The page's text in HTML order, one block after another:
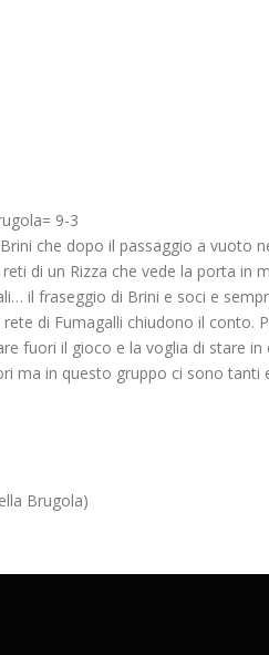
9-3
che dopo il passaggio a
di un Rizza che vede la porta
il fraseggio di Brini e soci e
di Fumagalli chiudono il
fuori il gioco e la voglia di stare
ma in questo gruppo ci sono
Brugola)